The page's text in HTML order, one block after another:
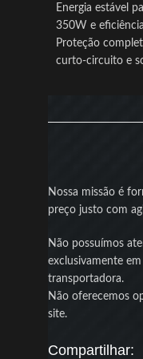
Energia estável
350W e
Proteção
curto-circuito e
limpo e melhor
Produto novo
Nossa missão é
preço justo com
Não possuímos
exclusivamente
transportadora.
Não oferecemos
site.
Compartilhar: